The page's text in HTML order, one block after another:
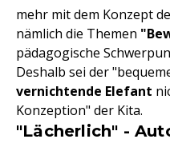
mehr mit dem Konzept
nämlich die Themen
pädagogische
Deshalb sei der
vernichtende Elefant
Konzeption" der Kita.
"Lächerlich" -